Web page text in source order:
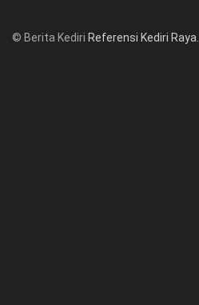
© Berita Kediri Referensi Kediri Raya.